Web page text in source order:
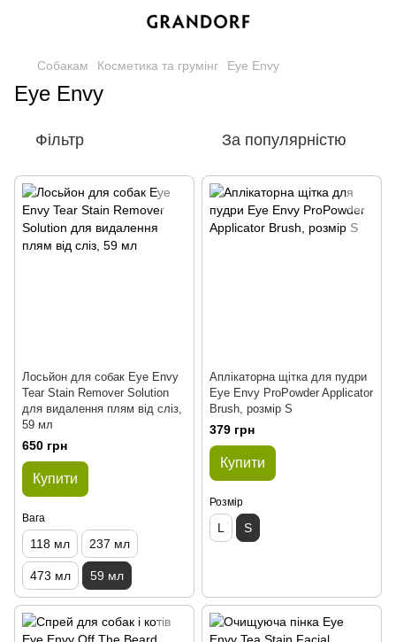
Собакам Косметика та грумінг Eye Envy
Eye Envy
Фільтр За популярністю
Лосьйон для собак Eye Envy
Tear Stain Remover Solution
для видалення плям від сліз,
59 мл
650 грн
Купити
Вага
118 мл 237 мл
473 мл 59 мл
Аплікаторна щітка для пудри
Eye Envy ProPowder Applicator
Brush, розмір S
379 грн
Купити
Розмір
L S